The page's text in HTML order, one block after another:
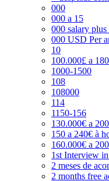
000
000 a 15
000 salary
000 USD Per
10
100.000£ a
1000-1500
108
108000
114
1150-156
130.000€ a
150 a 240€ à
160.000€ a
1st Interview
2 meses de
2 months free